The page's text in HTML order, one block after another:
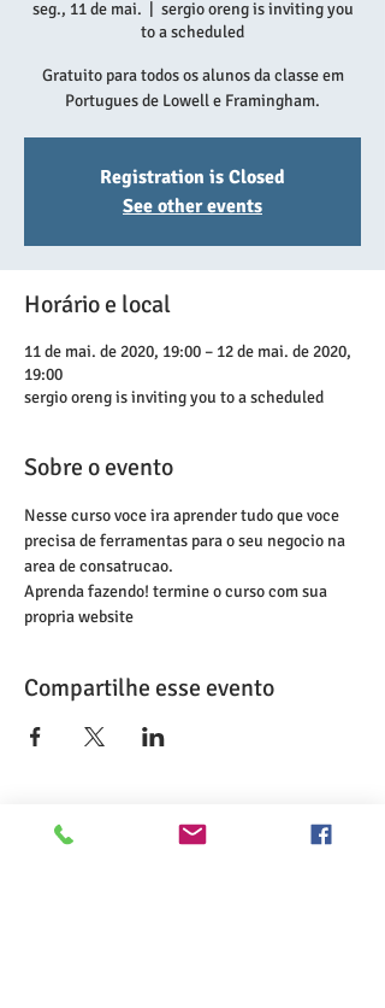
seg., 11 de mai.
sergio oreng is inviting you
to a scheduled
Gratuito para todos os alunos da classe em
Portugues de Lowell e Framingham.
Registration is Closed
See other events
Horário e local
11 de mai. de 2020, 19:00 – 12 de mai. de 2020,
19:00
sergio oreng is inviting you to a scheduled
Sobre o evento
Nesse curso voce ira aprender tudo que voce
precisa de ferramentas para o seu negocio na
area de consatrucao.
Aprenda fazendo! termine o curso com sua
propria website
Compartilhe esse evento